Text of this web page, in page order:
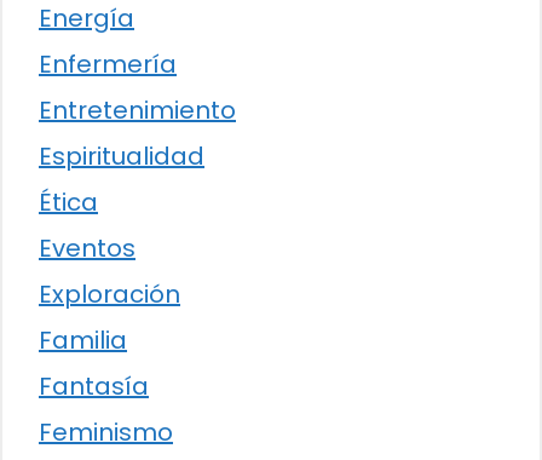
Energía
Enfermería
Entretenimiento
Espiritualidad
Ética
Eventos
Exploración
Familia
Fantasía
Feminismo